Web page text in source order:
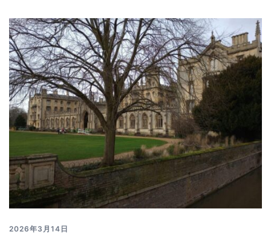
2026年3月14日